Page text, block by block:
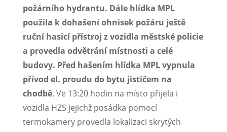
požárního hydrantu. Dále hlídka MPL
použila k dohašení ohnisek požáru ještě
ruční hasicí přístroj z vozidla městské policie
a provedla odvětrání místnosti a celé
budovy. Před hašením hlídka MPL vypnula
přívod el. proudu do bytu jističem na
chodbě. Ve 13:20 hodin na místo přijela i
vozidla HZS jejichž posádka pomocí
termokamery provedla lokalizaci skrytých